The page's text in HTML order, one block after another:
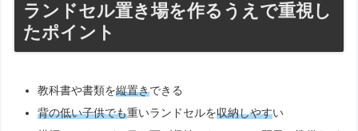
ランドセル置き場を作るうえで重視し
たポイント
教科書や書類を縦置きできる
背の低い子供でも重いランドセルを収納しやすい